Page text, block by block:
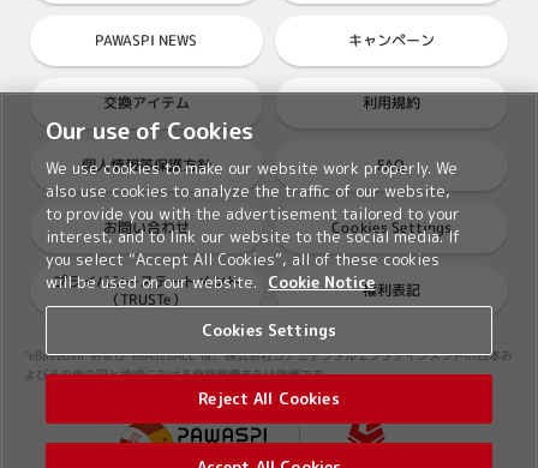
PAWASPI NEWS キャンペーン
交換アイテム 利用規約
個人情報等保護方針 FAQ
お問い合わせ Cookies Settings
プライバシーステートメント
（TRUSTe） 権利表記
"eBaseball"および"eBASEBALL"は、株式会社コナミデジタルエンタテインメントの日本お
よびその他の国と地域における登録商標または商標です。
Our use of Cookies
We use cookies to make our website work properly. We
also use cookies to analyze the traffic of our website,
to provide you with the advertisement tailored to your
interest, and to link our website to the social media. If
you select “Accept All Cookies”, all of these cookies
will be used on our website.
Cookie Notice
Cookies Settings
Reject All Cookies